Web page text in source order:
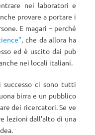
nei laboratori e
provare a portare i
E magari – perché
, che da allora ha
ed è uscito dai pub
nei locali italiani.
ci sono tutti
birra e un pubblico
dei ricercatori. Se ve
lezioni dall’alto di una